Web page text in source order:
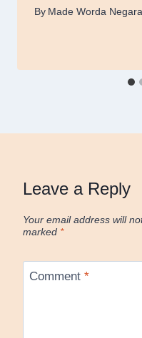
By Made Worda Negara
Leave a Reply
Your email address will
marked *
Comment *